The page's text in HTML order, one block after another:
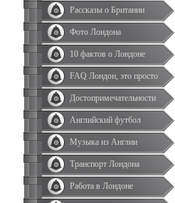
Рассказы о Британии
Фото Лондона
10 фактов о Лондоне
FAQ Лондон, это просто
Достопримечательности
Английский футбол
Музыка из Англии
Транспорт Лондона
Работа в Лондоне